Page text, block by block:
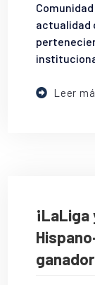
actualidad
Leer